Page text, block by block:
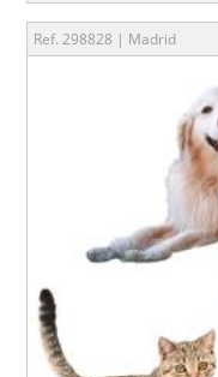
Ref. 298828 | Madrid